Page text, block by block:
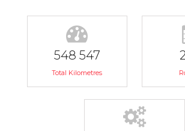
548 547
Total Kilometres